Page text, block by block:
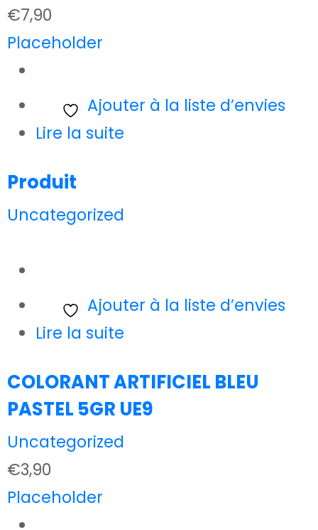
€7,90
Placeholder
Ajouter à la liste d’envies
Lire la suite
Produit
Uncategorized
Ajouter à la liste d’envies
Lire la suite
COLORANT ARTIFICIEL BLEU
PASTEL 5GR UE9
Uncategorized
€3,90
Placeholder